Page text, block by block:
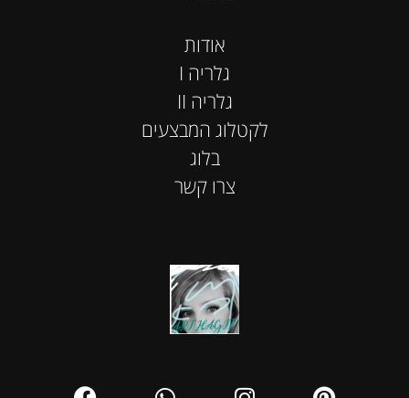
אודות
I גלריה
II גלריה
לקטלוג המבצעים
בלוג
צרו קשר